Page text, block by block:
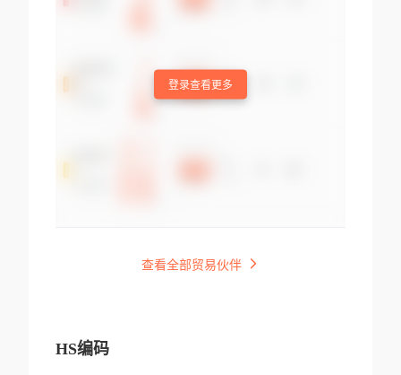
登录查看更多
查看全部贸易伙伴
HS编码